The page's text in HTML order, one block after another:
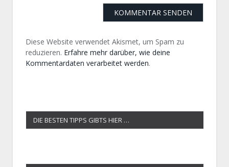
Diese Website verwendet Akismet, um Spam zu
reduzieren. Erfahre mehr darüber, wie deine
Kommentardaten verarbeitet werden.
DIE BESTEN TIPPS GIBTS HIER …